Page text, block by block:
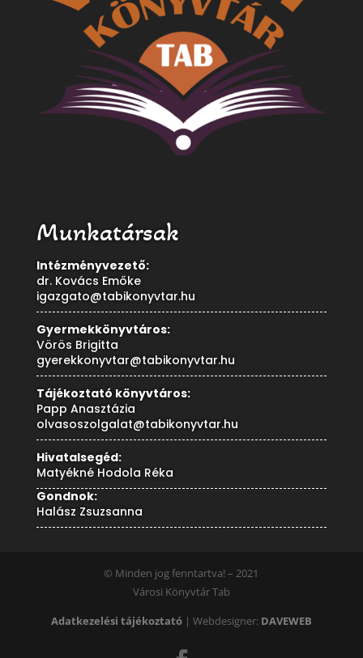
Munkatársak
Intézményvezető:
dr. Kovács Emőke
igazgato@tabikonyvtar.hu
Gyermekkönyvtáros:
Vörös Brigitta
gyerekkonyvtar@tabikonyvtar.hu
Tájékoztató könyvtáros:
Papp Anasztázia
olvasoszolgalat@tabikonyvtar.hu
Hivatalsegéd:
Matyékné Hodola Réka
Gondnok:
Halász Zsuzsanna
© Minden jog fenntartva! – 2021
Városi Könyvtár Tab
Adatkezelési tájékoztató| Webdesigner: DAVEWEB